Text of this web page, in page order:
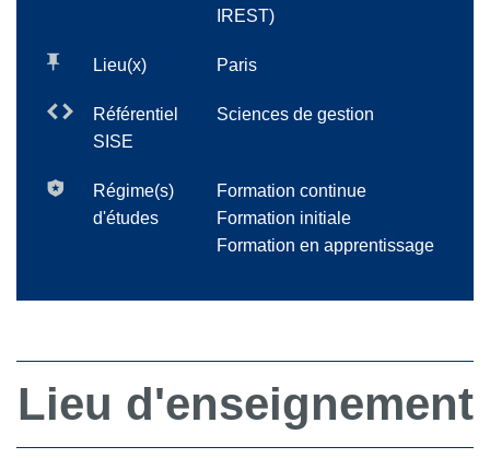
IREST)
Lieu(x) Paris
Référentiel
SISE
Sciences de gestion
Régime(s)
d'études
Formation continue
Formation initiale
Formation en apprentissage
Lieu d'enseignement